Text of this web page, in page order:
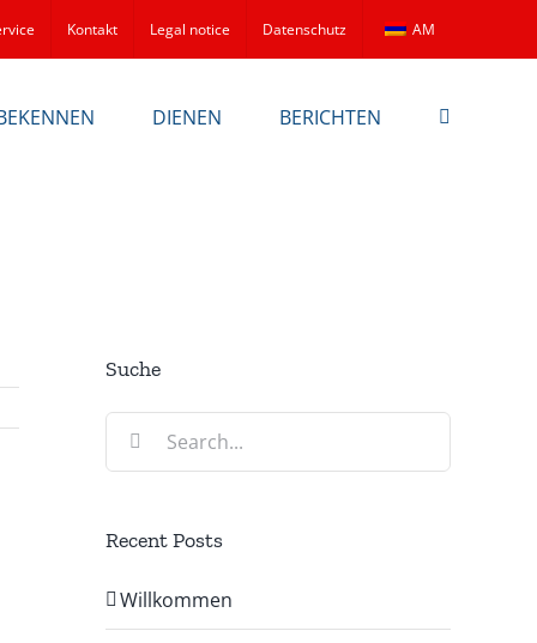
Kontakt Legal notice Datenschutz AM
DIENEN BERICHTEN
Suche
Search
Recent Posts
Willkommen